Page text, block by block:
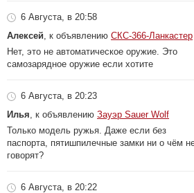
6 Августа, в 20:58
Алексей , к объявлению СКС-366-Ланкастер
Нет, это не автоматическое оружие. Это
самозарядное оружие если хотите
6 Августа, в 20:23
Илья , к объявлению Зауэр Sauer Wolf
Только модель ружья. Даже если без
паспорта, пятишпилечные замки ни о чём
говорят?
6 Августа, в 20:22